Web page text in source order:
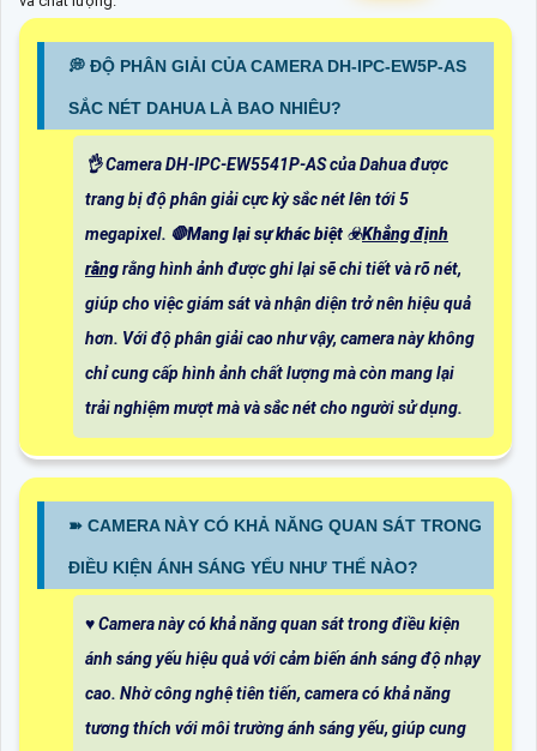
️💭 ĐỘ PHÂN GIẢI CỦA CAMERA DH-IPC-EW5P-AS
SẮC NÉT DAHUA LÀ BAO NHIÊU?
👌 Camera DH-IPC-EW5541P-AS của Dahua được
trang bị độ phân giải cực kỳ sắc nét lên tới 5
megapixel. 🛑Mang lại sự khác biệt ☣️Khẳng định
rằngrằng hình ảnh được ghi lại sẽ chi tiết và rõ nét,
giúp cho việc giám sát và nhận diện trở nên hiệu quả
hơn. Với độ phân giải cao như vậy, camera này không
chỉ cung cấp hình ảnh chất lượng mà còn mang lại
trải nghiệm mượt mà và sắc nét cho người sử dụng.
➽ CAMERA NÀY CÓ KHẢ NĂNG QUAN SÁT TRONG
ĐIỀU KIỆN ÁNH SÁNG YẾU NHƯ THẾ NÀO?
♥️ Camera này có khả năng quan sát trong điều kiện
ánh sáng yếu hiệu quả với cảm biến ánh sáng độ nhạy
cao. Nhờ công nghệ tiên tiến, camera có khả năng
tương thích với môi trường ánh sáng yếu, giúp cung